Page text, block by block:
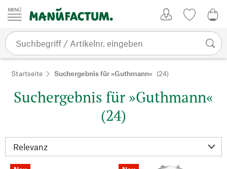
Zum Inhalt springen
Startseite Suchergebnis für »Guthmann« (24)
Suchergebnis für »Guthmann«
(24)